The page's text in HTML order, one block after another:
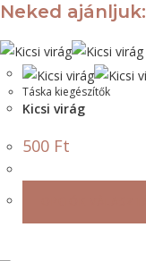
Neked ajánljuk:
Táska kiegészítők
Kicsi virág
500 Ft